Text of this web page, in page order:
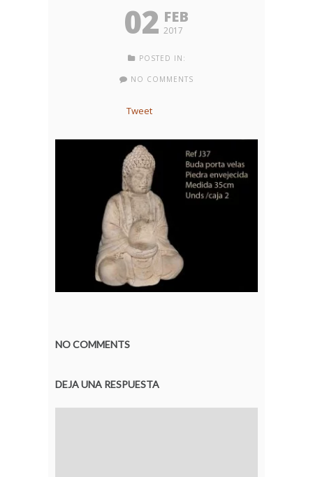
02 FEB
2017
POSTED IN:
NO COMMENTS
Tweet
NO COMMENTS
DEJA UNA RESPUESTA